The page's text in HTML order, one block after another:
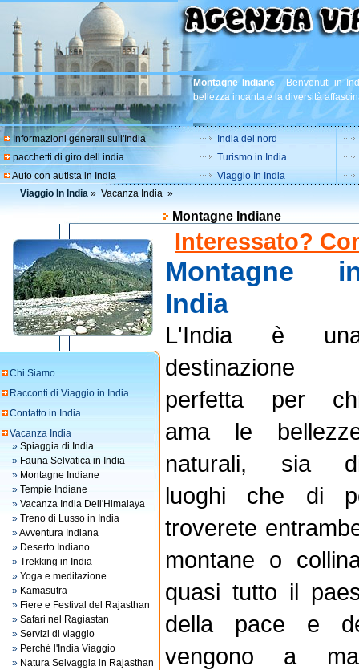
Montagne Indiane- Benvenuti in
bellezza incanta e la diversità
Informazioni generali sull'India
pacchetti di giro dell india
Auto con autista in India
India del nord
Turismo in India
Viaggio In India
Viaggio In India » Vacanza India »
Montagne Indiane
Chi Siamo
Racconti di Viaggio in India
Contatto in India
Vacanza India
» Spiaggia di India
» Fauna Selvatica in India
» Montagne Indiane
» Tempie Indiane
» Vacanza India Dell'Himalaya
» Treno di Lusso in India
»Avventura Indiana
» Deserto Indiano
» Trekking in India
» Yoga e meditazione
» Kamasutra
» Fiere e Festival del Rajasthan
» Safari nel Ragiastan
» Servizi di viaggio
» Perché l'India Viaggio
» Natura Selvaggia in Rajasthan
Interessato?
Montagne
India
L'India è
destinazione
perfetta per
ama le
naturali, sia
luoghi che di
troverete
montane o
quasi tutto il
della pace e
vengono a